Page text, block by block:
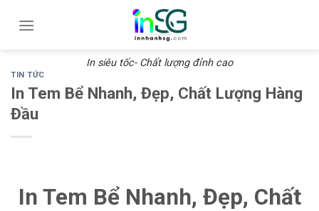
In siêu tốc- Chất lượng đỉnh cao
TIN TỨC
In Tem Bể Nhanh, Đẹp, Chất Lượng Hàng
Đầu
In Tem Bể Nhanh, Đẹp, Chất